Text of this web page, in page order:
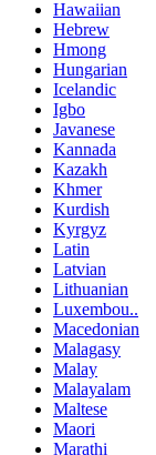
Hawaiian
Hebrew
Hmong
Hungarian
Icelandic
Igbo
Javanese
Kannada
Kazakh
Khmer
Kurdish
Kyrgyz
Latin
Latvian
Lithuanian
Luxembou..
Macedonian
Malagasy
Malay
Malayalam
Maltese
Maori
Marathi